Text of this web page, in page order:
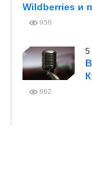
Wildberries и
956
5
662